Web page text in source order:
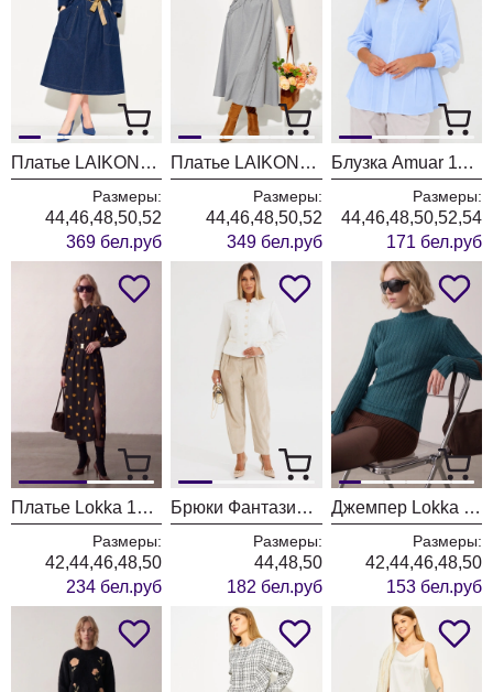
Платье LAIKONY L-494 темно- синий
Размеры:
44,46,48,50,52
369 бел.руб
Платье LAIKONY L-194 серый
Размеры:
44,46,48,50,52
349 бел.руб
Блузка Amuar 1134 голубой
Размеры:
44,46,48,50,52,54
171 бел.руб
Платье Lokka 1976 черный
Размеры:
42,44,46,48,50
234 бел.руб
Брюки Фантазия Мод 5534-1
Размеры:
44,48,50
182 бел.руб
Джемпер Lokka 1972
Размеры:
42,44,46,48,50
153 бел.руб